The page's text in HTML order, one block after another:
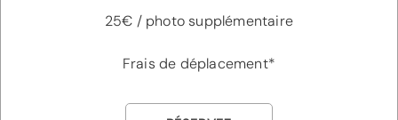
25€ / photo supplémentaire
Frais de déplacement*